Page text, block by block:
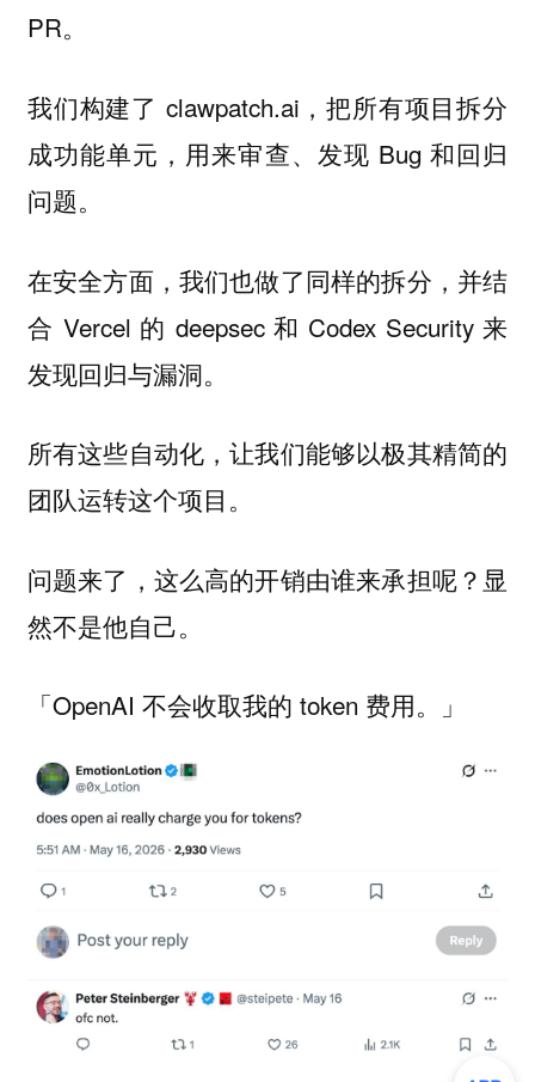
PR。
我们构建了 clawpatch.ai，把所有项目拆分
成功能单元，用来审查、发现 Bug 和回归
问题。
在安全方面，我们也做了同样的拆分，并结
合 Vercel 的 deepsec 和 Codex Security 来
发现回归与漏洞。
所有这些自动化，让我们能够以极其精简的
团队运转这个项目。
问题来了，这么高的开销由谁来承担呢？显
然不是他自己。
「OpenAI 不会收取我的 token 费用。」